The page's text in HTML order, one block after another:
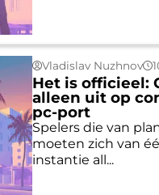
Vladislav Nuzhnov
Het is officieel:
alleen uit op
pc-port
Spelers die van
moeten zich van
instantie all...